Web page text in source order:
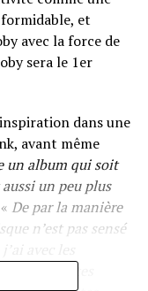
et
avec la force de
sera le 1er
dans une
avant même
un album qui soit
un peu plus
De par la manière
n’est pas sensé
sont toutes